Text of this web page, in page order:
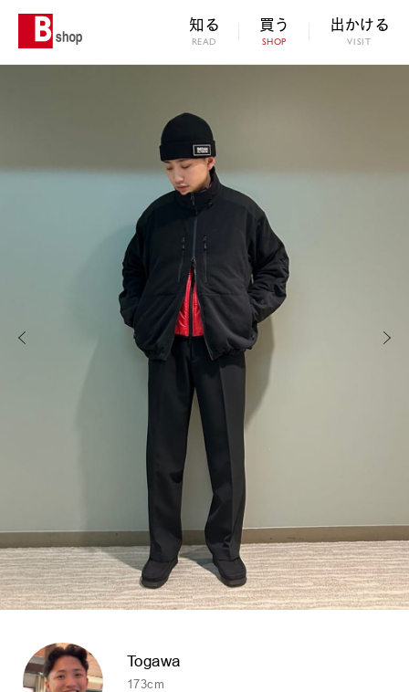
知る
READ
買う
SHOP
出かける
VISIT
Togawa
173cm